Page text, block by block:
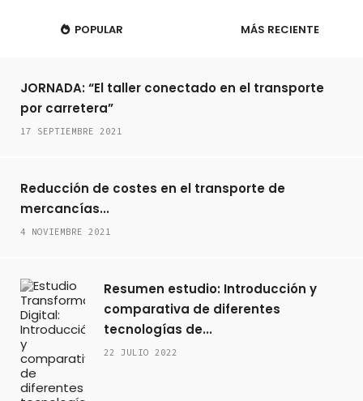
POPULAR MÁS RECIENTE
JORNADA: “El taller conectado en el transporte
por carretera”
17 SEPTIEMBRE 2021
Reducción de costes en el transporte de
mercancías...
4 NOVIEMBRE 2021
Resumen estudio: Introducción y
comparativa de diferentes
tecnologías de...
22 JULIO 2022